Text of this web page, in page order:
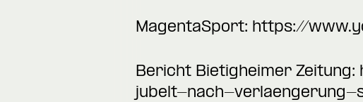
MagentaSport: https://
Bericht Bietigheimer Zeitung:
jubelt-nach-